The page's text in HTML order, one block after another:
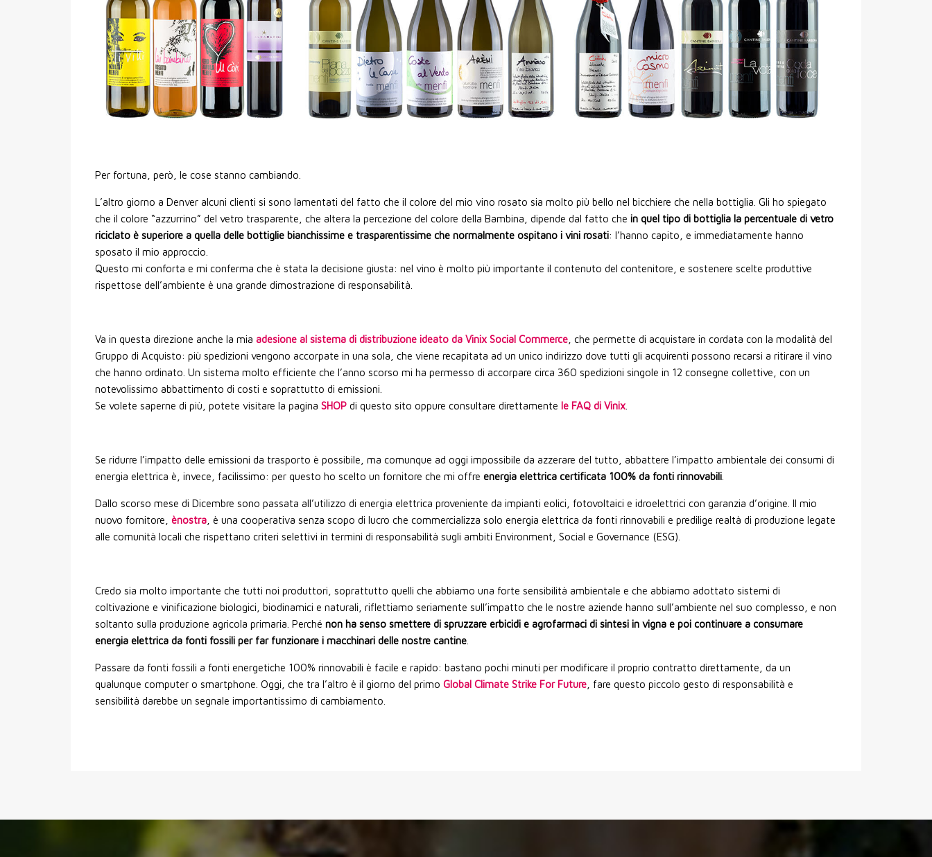
Per fortuna, però, le cose stanno cambiando.
L’altro giorno a Denver alcuni clienti si sono lamentati del fatto che il colore del mio vino rosato sia molto più bello nel bicchiere che nella bottiglia. Gli ho spiegato
che il colore “azzurrino” del vetro trasparente, che altera la percezione del colore della Bambina, dipende dal fatto che in quel tipo di bottiglia la percentuale di vetro
riciclato è superiore a quella delle bottiglie bianchissime e trasparentissime che normalmente ospitano i vini rosati: l’hanno capito, e immediatamente hanno
sposato il mio approccio.
Questo mi conforta e mi conferma che è stata la decisione giusta: nel vino è molto più importante il contenuto del contenitore, e sostenere scelte produttive
rispettose dell’ambiente è una grande dimostrazione di responsabilità.
Va in questa direzione anche la mia adesione al sistema di distribuzione ideato da Vinix Social Commerce , che permette di acquistare in cordata con la modalità del
Gruppo di Acquisto: più spedizioni vengono accorpate in una sola, che viene recapitata ad un unico indirizzo dove tutti gli acquirenti possono recarsi a ritirare il vino
che hanno ordinato. Un sistema molto efficiente che l’anno scorso mi ha permesso di accorpare circa 360 spedizioni singole in 12 consegne collettive, con un
notevolissimo abbattimento di costi e soprattutto di emissioni.
Se volete saperne di più, potete visitare la pagina SHOP di questo sito oppure consultare direttamente le FAQ di Vinix
Se ridurre l’impatto delle emissioni da trasporto è possibile, ma comunque ad oggi impossibile da azzerare del tutto, abbattere l’impatto ambientale dei consumi di
energia elettrica è, invece, facilissimo: per questo ho scelto un fornitore che mi offre energia elettrica certificata 100% da fonti rinnovabili
Dallo scorso mese di Dicembre sono passata all’utilizzo di energia elettrica proveniente da impianti eolici, fotovoltaici e idroelettrici con garanzia d’origine. Il mio
nuovo fornitore, ènostra , è una cooperativa senza scopo di lucro che commercializza solo energia elettrica da fonti rinnovabili e predilige realtà di produzione legate
alle comunità locali che rispettano criteri selettivi in termini di responsabilità sugli ambiti Environment, Social e Governance (ESG).
Credo sia molto importante che tutti noi produttori, soprattutto quelli che abbiamo una forte sensibilità ambientale e che abbiamo adottato sistemi di
coltivazione e vinificazione biologici, biodinamici e naturali, riflettiamo seriamente sull’impatto che le nostre aziende hanno sull’ambiente nel suo complesso, e non
soltanto sulla produzione agricola primaria. Perché non ha senso smettere di spruzzare erbicidi e agrofarmaci di sintesi in vigna e poi continuare a consumare
energia elettrica da fonti fossili per far funzionare i macchinari delle nostre cantine
Passare da fonti fossili a fonti energetiche 100% rinnovabili è facile e rapido: bastano pochi minuti per modificare il proprio contratto direttamente, da un
qualunque computer o smartphone. Oggi, che tra l’altro è il giorno del primo Global Climate Strike For Future , fare questo piccolo gesto di responsabilità e
sensibilità darebbe un segnale importantissimo di cambiamento.